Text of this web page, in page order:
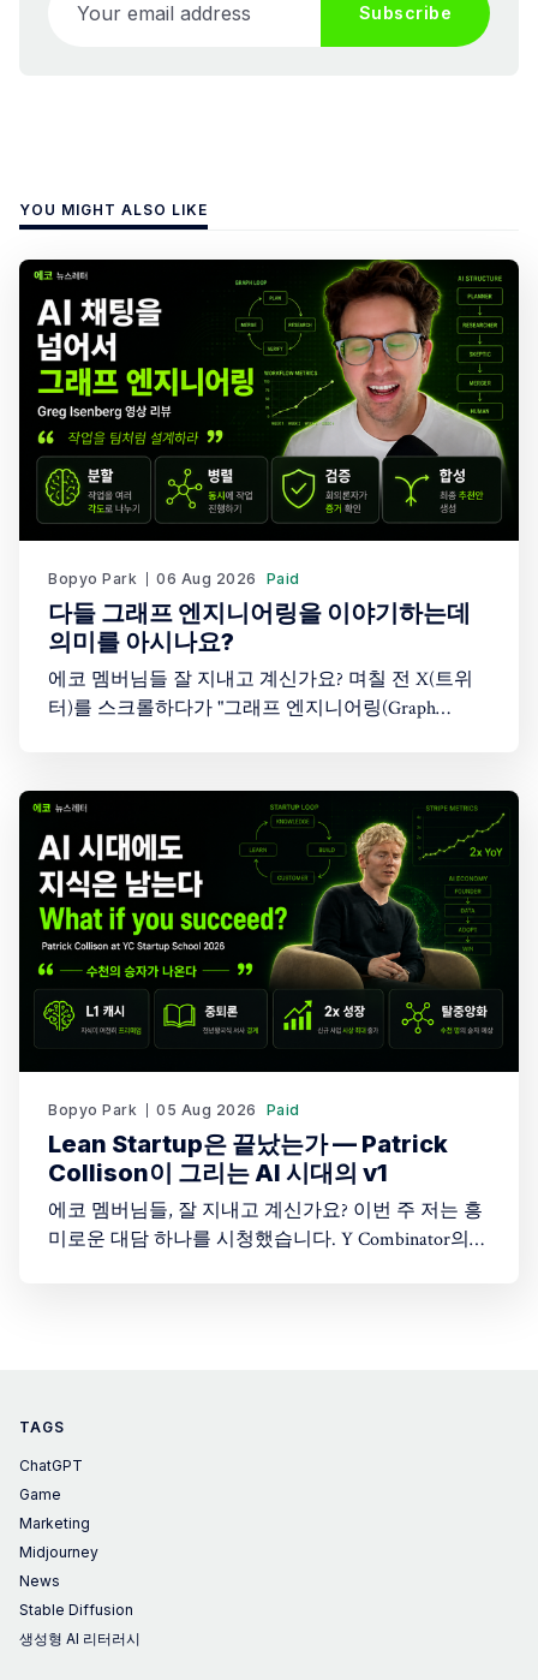
Subscribe
YOU MIGHT ALSO LIKE
Bopyo Park 06 Aug 2026 Paid
다들 그래프 엔지니어링을 이야기하는데
의미를 아시나요?
에코 멤버님들 잘 지내고 계신가요? 며칠 전 X(트위
터)를 스크롤하다가 "그래프 엔지니어링(Graph
다. 솔직히 저도 이 개념이 정확히 뭔지 몰랐습니다.
그래서 이 주제를 다룬 Greg Isenberg의 유튜브 영상
을 찾아봤고, 26분짜리 영상을 보면서
Bopyo Park 05 Aug 2026 Paid
Lean Startup은 끝났는가 — Patrick
Collison이 그리는 AI 시대의 v1
에코 멤버님들, 잘 지내고 계신가요? 이번 주 저는 흥
미로운 대담 하나를 시청했습니다. Y Combinator의
TAGS
ChatGPT
Game
Marketing
Midjourney
News
Stable Diffusion
생성형 AI 리터러시